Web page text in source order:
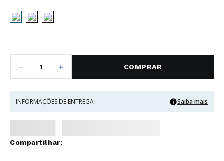
＋
－ COMPRAR
INFORMAÇÕES DE ENTREGA Saiba mais